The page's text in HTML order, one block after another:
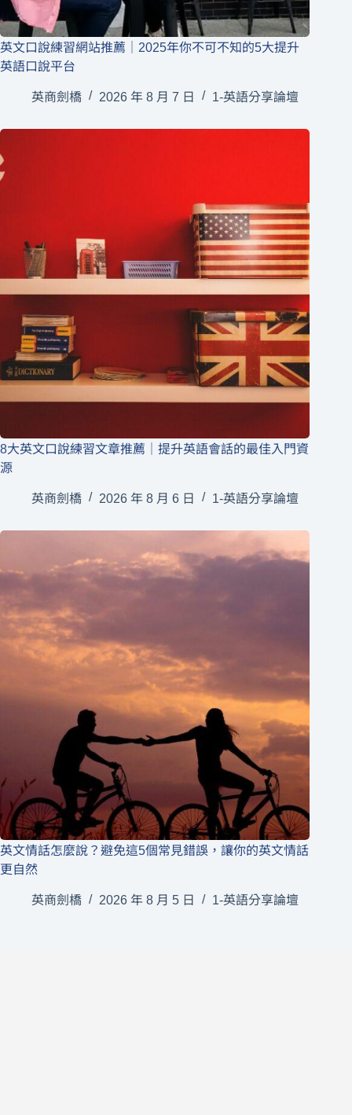
英文口說練習網站推薦｜2025年你不可不知的5大提升
英語口說平台
英商劍橋 2026 年 8 月 7 日 1-英語分享論壇
8大英文口說練習文章推薦｜提升英語會話的最佳入門資
源
英商劍橋 2026 年 8 月 6 日 1-英語分享論壇
英文情話怎麼說？避免這5個常見錯誤，讓你的英文情話
更自然
英商劍橋 2026 年 8 月 5 日 1-英語分享論壇